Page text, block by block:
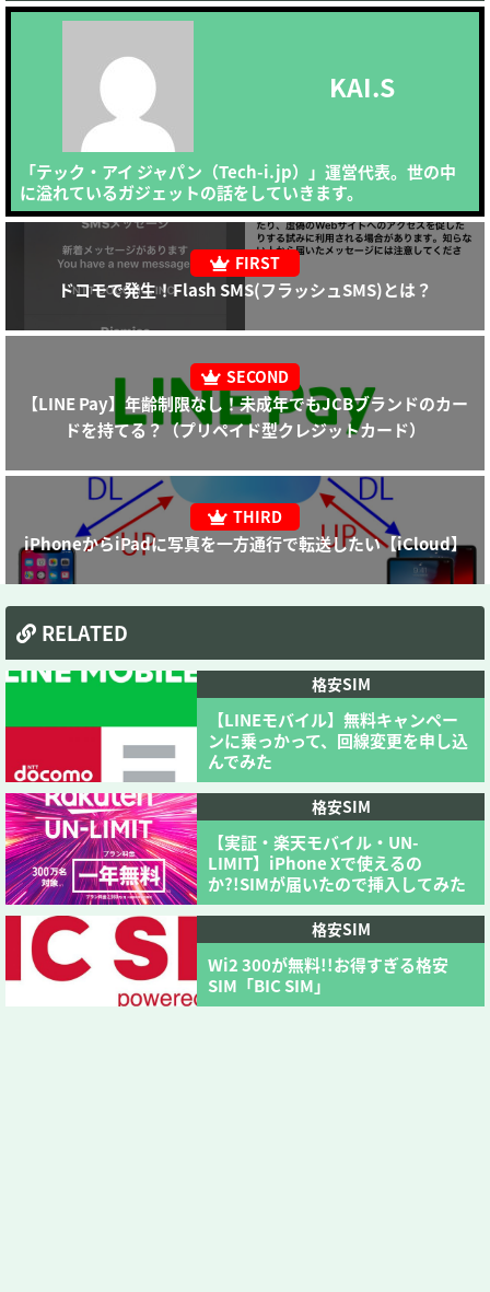
KAI.S
「テック・アイ ジャパン（Tech-i.jp）」運営代表。世の中
に溢れているガジェットの話をしていきます。
ドコモで発生！Flash SMS(フラッシュSMS)とは？
【LINE Pay】年齢制限なし！未成年でもJCBブランドのカー
ドを持てる？（プリペイド型クレジットカード）
iPhoneからiPadに写真を一方通行で転送したい【iCloud】
RELATED
格安SIM
【LINEモバイル】無料キャンペー
ンに乗っかって、回線変更を申し込
んでみた
格安SIM
【実証・楽天モバイル・UN-
LIMIT】iPhone Xで使えるの
か?!SIMが届いたので挿入してみた
格安SIM
Wi2 300が無料!!お得すぎる格安
SIM「BIC SIM」